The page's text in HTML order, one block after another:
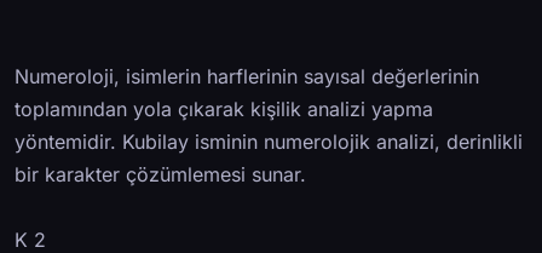
Numeroloji, isimlerin harflerinin sayısal değerlerinin
toplamından yola çıkarak kişilik analizi yapma
yöntemidir. Kubilay isminin numerolojik analizi, derinlikli
bir karakter çözümlemesi sunar.
K 2